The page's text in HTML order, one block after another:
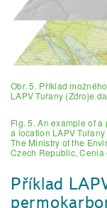
Obr. 5. Příklad
LAPV Tuřany (Zdroje
Fig. 5. An example of
a location LAPV
The Ministry of the
Czech Republic, Cenia
Příklad